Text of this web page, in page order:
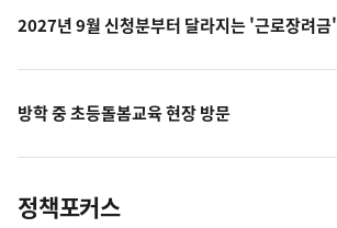
2027년 9월 신청분부터 달라지는 '근로장려금'
방학 중 초등돌봄교육 현장 방문
정책포커스